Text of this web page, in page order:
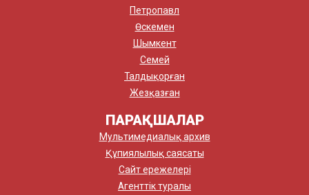
Петропавл
Өскемен
Шымкент
Семей
Талдықорған
Жезқазған
ПАРАҚШАЛАР
Мультимедиалық архив
Құпиялылық саясаты
Сайт ережелері
Агенттік туралы